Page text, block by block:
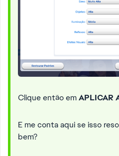
Clique então emAPLICAR
E me conta aqui se isso
bem?